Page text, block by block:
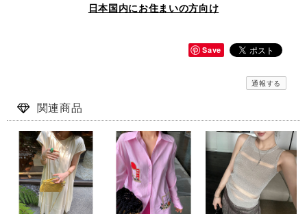
日本国内にお住まいの方向け
Save
通報する
関連商品